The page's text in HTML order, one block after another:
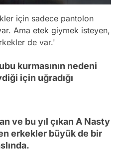
için sadece pantolon
Ama etek giymek isteyen,
de var.'
kurmasının nedeni
için uğradığı
ve bu yıl çıkan A Nasty
erkekler büyük de bir